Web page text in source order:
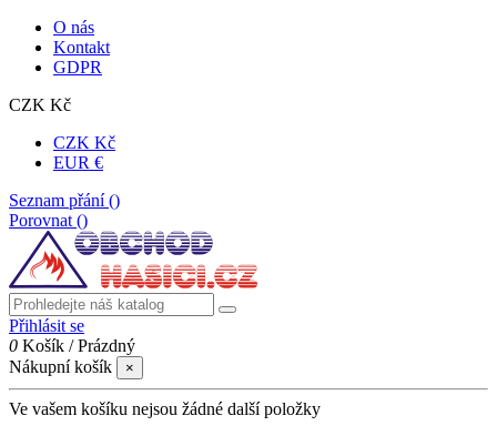
O nás
Kontakt
GDPR
CZK Kč
CZK Kč
EUR €
Seznam přání ()
Porovnat ()
Přihlásit se
0 Košík /Prázdný
Nákupní košík
×
Ve vašem košíku nejsou žádné další položky